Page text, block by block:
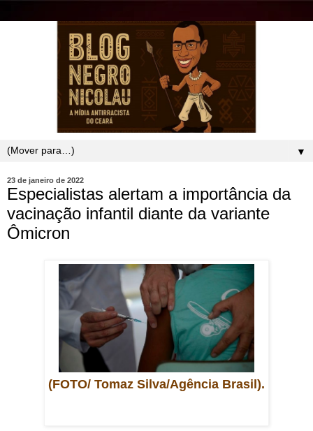
▼
23 de janeiro de 2022
Especialistas alertam a importância da
vacinação infantil diante da variante
Ômicron
(FOTO/ Tomaz Silva/Agência Brasil).